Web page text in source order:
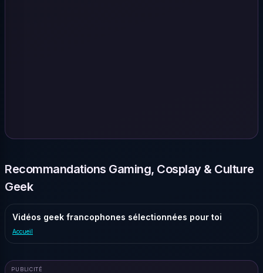
Recommandations Gaming, Cosplay & Culture
Geek
Vidéos geek francophones sélectionnées pour toi
Accueil
PUBLICITÉ